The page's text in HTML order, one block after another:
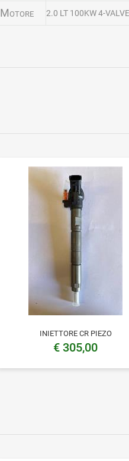
Motore 2.0 LT 100KW 4-
INIETTORE CR PIEZO
€ 305,00